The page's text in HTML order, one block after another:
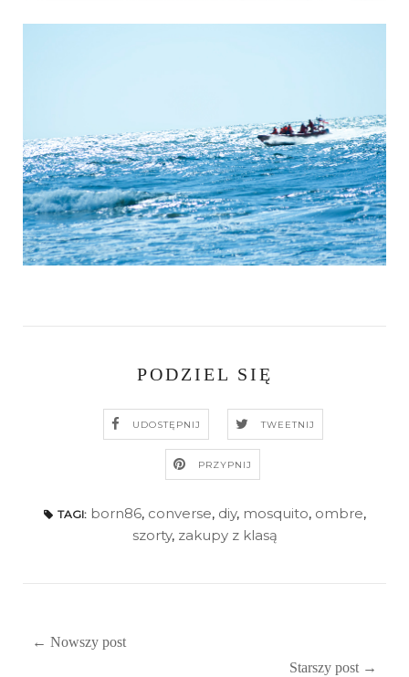
PODZIEL SIĘ
UDOSTĘPNIJ TWEETNIJ
PRZYPNIJ
TAGI: born86, converse, diy, mosquito, ombre,
szorty, zakupy z klasą
← Nowszy post
Starszy post →